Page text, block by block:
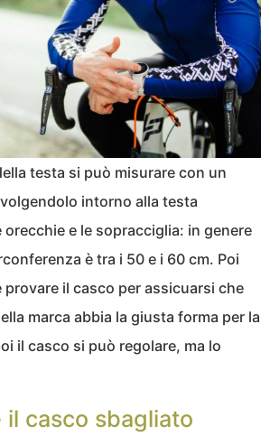
testa si può misurare con un
intorno alla testa
e le sopracciglia: in genere
è tra i 50 e i 60 cm. Poi
provare il casco per assicuarsi che
marca abbia la giusta forma per la
il casco si può regolare, ma lo
il casco sbagliato